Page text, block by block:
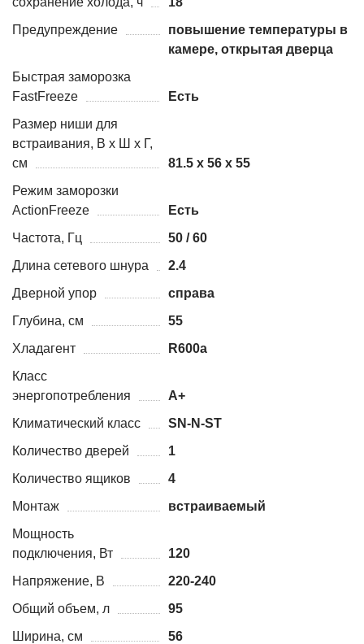
Предупреждение
повышение температуры в
камере, открытая дверца
Быстрая заморозка
FastFreeze
Есть
Размер ниши для
встраивания, В х Ш х Г,
см
81.5 х 56 х 55
Режим заморозки
ActionFreeze
Есть
Частота, Гц
50 / 60
Длина сетевого шнура
2.4
Дверной упор
справа
Глубина, см
55
Хладагент
R600a
Класс
энергопотребления
A+
Климатический класс
SN-N-ST
Количество дверей
1
Количество ящиков
4
Монтаж
встраиваемый
Мощность
подключения, Вт
120
Напряжение, В
220-240
Общий объем, л
95
Ширина, см
56